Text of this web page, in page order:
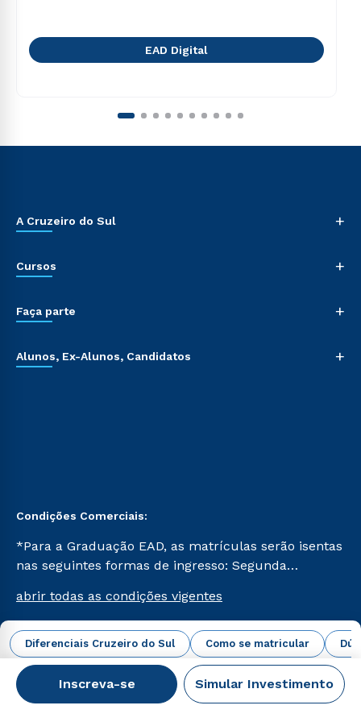
Diferenciais Cruzeiro do Sul Como se matricular
Inscreva-se Simular Investimento
EAD Digital
A Cruzeiro do Sul +
Cursos +
Faça parte +
Alunos, Ex-Alunos, Candidatos +
Condições Comerciais:
*Para a Graduação EAD, as matrículas serão isentas
nas seguintes formas de ingresso: Segunda
Já para as demais, a taxa de matrícula será de R$
49. *Para a Pós-graduação EAD, as ofertas
mencionadas são referentes aos cursos: Ensino
Religioso, Geografia para a Docência e Metodologia
do Ensino de História: Questões Atuais.
abrir todas as condições vigentes
Campus Virtual Cruzeiro do Sul Educacional © 2026 -
Todos os direitos reservados.
CNPJ: 62.984.091/0001-02